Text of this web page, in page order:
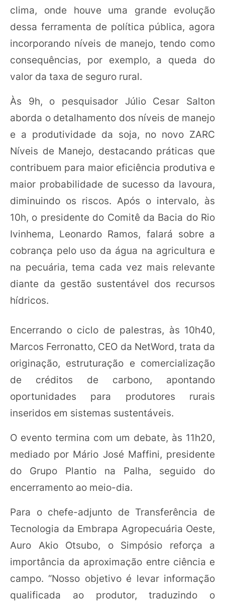
clima, onde houve uma grande evolução
dessa ferramenta de política pública, agora
incorporando níveis de manejo, tendo como
consequências, por exemplo, a queda do
valor da taxa de seguro rural.
Às 9h, o pesquisador Júlio Cesar Salton
aborda o detalhamento dos níveis de manejo
e a produtividade da soja, no novo ZARC
Níveis de Manejo, destacando práticas que
contribuem para maior eficiência produtiva e
maior probabilidade de sucesso da lavoura,
diminuindo os riscos. Após o intervalo, às
10h, o presidente do Comitê da Bacia do Rio
Ivinhema, Leonardo Ramos, falará sobre a
cobrança pelo uso da água na agricultura e
na pecuária, tema cada vez mais relevante
diante da gestão sustentável dos recursos
hídricos.
Encerrando o ciclo de palestras, às 10h40,
Marcos Ferronatto, CEO da NetWord, trata da
originação, estruturação e comercialização
de créditos de carbono, apontando
oportunidades para produtores rurais
inseridos em sistemas sustentáveis.
O evento termina com um debate, às 11h20,
mediado por Mário José Maffini, presidente
do Grupo Plantio na Palha, seguido do
encerramento ao meio-dia.
Para o chefe-adjunto de Transferência de
Tecnologia da Embrapa Agropecuária Oeste,
Auro Akio Otsubo, o Simpósio reforça a
importância da aproximação entre ciência e
campo. “Nosso objetivo é levar informação
qualificada ao produtor, traduzindo o